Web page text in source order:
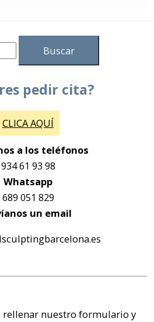
pedir cita?
CLICA AQUÍ
a los teléfonos
934 61 93 98
Whatsapp
689 051 829
un email
rellenar nuestro formulario y